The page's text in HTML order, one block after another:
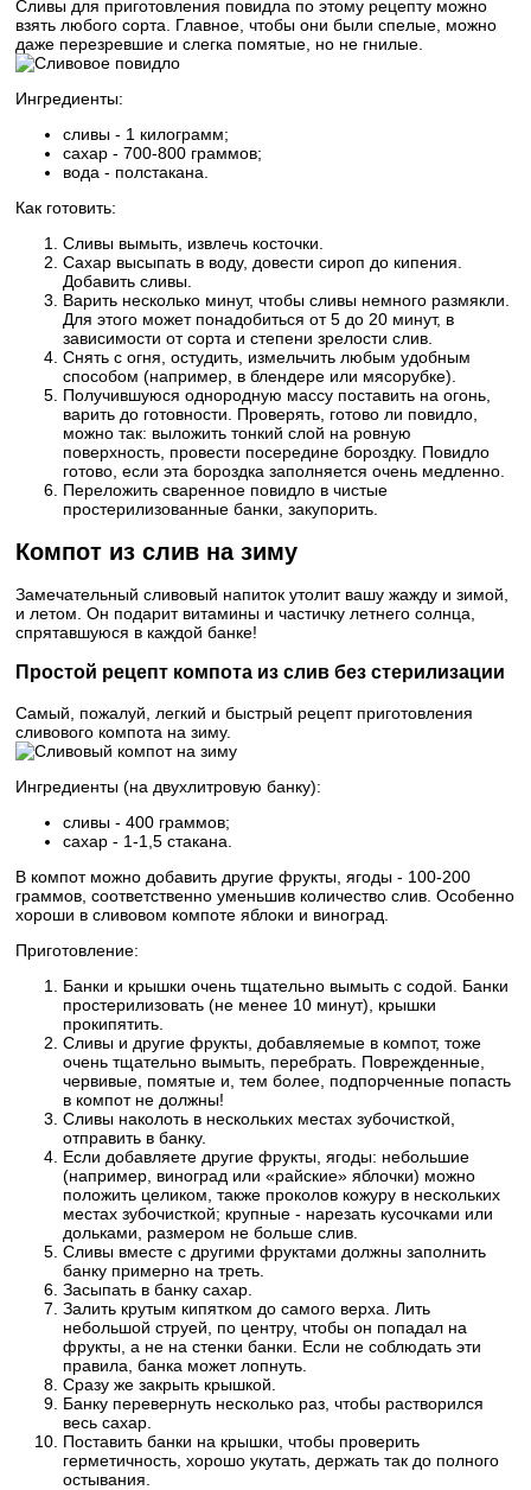
Сливы для приготовления повидла по этому рецепту можно
взять любого сорта. Главное, чтобы они были спелые, можно
даже перезревшие и слегка помятые, но не гнилые.
Ингредиенты:
сливы - 1 килограмм;
сахар - 700-800 граммов;
вода - полстакана.
Как готовить:
Сливы вымыть, извлечь косточки.
Сахар высыпать в воду, довести сироп до кипения.
Добавить сливы.
Варить несколько минут, чтобы сливы немного размякли.
Для этого может понадобиться от 5 до 20 минут, в
зависимости от сорта и степени зрелости слив.
Снять с огня, остудить, измельчить любым удобным
способом (например, в блендере или мясорубке).
Получившуюся однородную массу поставить на огонь,
варить до готовности. Проверять, готово ли повидло,
можно так: выложить тонкий слой на ровную
поверхность, провести посередине бороздку. Повидло
готово, если эта бороздка заполняется очень медленно.
Переложить сваренное повидло в чистые
простерилизованные банки, закупорить.
Компот из слив на зиму
Замечательный сливовый напиток утолит вашу жажду и зимой,
и летом. Он подарит витамины и частичку летнего солнца,
спрятавшуюся в каждой банке!
Простой рецепт компота из слив без стерилизации
Самый, пожалуй, легкий и быстрый рецепт приготовления
сливового компота на зиму.
Ингредиенты (на двухлитровую банку):
сливы - 400 граммов;
сахар - 1-1,5 стакана.
В компот можно добавить другие фрукты, ягоды - 100-200
граммов, соответственно уменьшив количество слив. Особенно
хороши в сливовом компоте яблоки и виноград.
Приготовление:
Банки и крышки очень тщательно вымыть с содой. Банки
простерилизовать (не менее 10 минут), крышки
прокипятить.
Сливы и другие фрукты, добавляемые в компот, тоже
очень тщательно вымыть, перебрать. Поврежденные,
червивые, помятые и, тем более, подпорченные попасть
в компот не должны!
Сливы наколоть в нескольких местах зубочисткой,
отправить в банку.
Если добавляете другие фрукты, ягоды: небольшие
(например, виноград или «райские» яблочки) можно
положить целиком, также проколов кожуру в нескольких
местах зубочисткой; крупные - нарезать кусочками или
дольками, размером не больше слив.
Сливы вместе с другими фруктами должны заполнить
банку примерно на треть.
Засыпать в банку сахар.
Залить крутым кипятком до самого верха. Лить
небольшой струей, по центру, чтобы он попадал на
фрукты, а не на стенки банки. Если не соблюдать эти
правила, банка может лопнуть.
Сразу же закрыть крышкой.
Банку перевернуть несколько раз, чтобы растворился
весь сахар.
Поставить банки на крышки, чтобы проверить
герметичность, хорошо укутать, держать так до полного
остывания.